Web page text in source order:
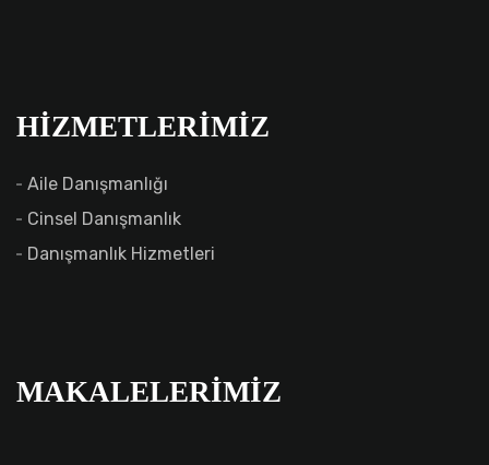
HIZMETLERIMIZ
Aile Danışmanlığı
Cinsel Danışmanlık
Danışmanlık Hizmetleri
MAKALELERIMIZ